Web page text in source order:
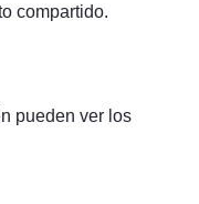
compartido.
pueden ver los